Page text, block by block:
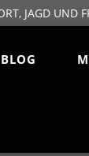
JAGD UND
BLOG